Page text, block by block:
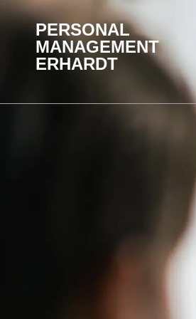
PERSONAL
MANAGEMENT
ERHARDT